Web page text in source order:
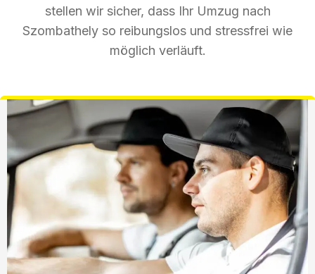
stellen wir sicher, dass Ihr Umzug nach
Szombathely so reibungslos und stressfrei wie
möglich verläuft.